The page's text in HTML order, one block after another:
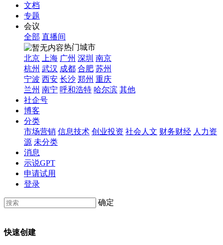
文档
专题
会议
全部 直播间
热门城市
北京
上海 广州 深圳 南京
杭州 武汉 成都 合肥 苏州
宁波 西安 长沙 郑州 重庆
兰州 南宁 呼和浩特 哈尔滨 其他
社企号
博客
分类
市场营销 信息技术 创业投资 社会人文 财务财经 人力资
源 未分类
消息
示说GPT
申请试用
登录
确定
快速创建